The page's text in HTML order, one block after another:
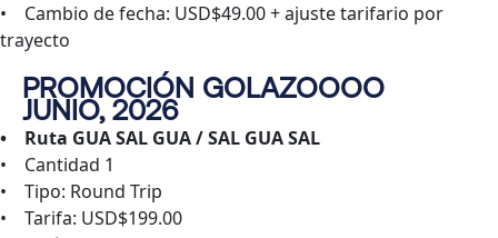
• Cambio de fecha: USD$49.00 + ajuste tarifario por
trayecto
PROMOCIÓN GOLAZOOOO
JUNIO, 2026
• Ruta GUA SAL GUA / SAL GUA SAL
• Cantidad 1
• Tipo: Round Trip
• Tarifa: USD$199.00